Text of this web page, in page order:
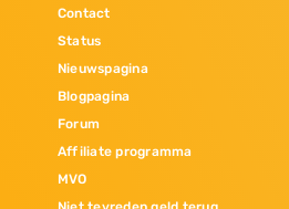
Contact
Status
Nieuwspagina
Blogpagina
Forum
Affiliate programma
MVO